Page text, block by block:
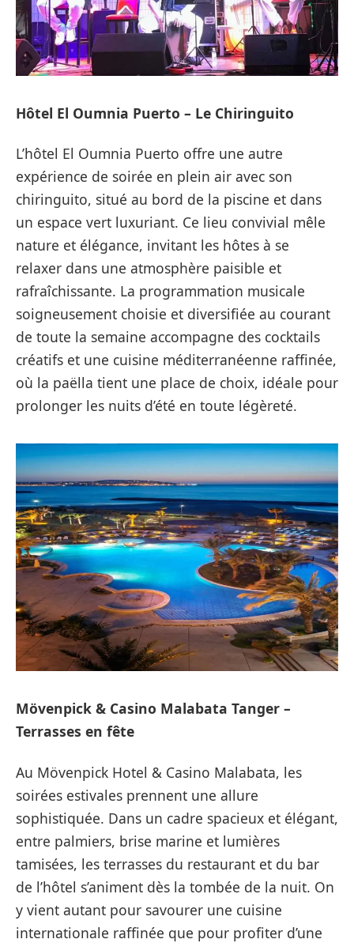
Hôtel El Oumnia Puerto – Le Chiringuito
L’hôtel El Oumnia Puerto offre une autre
expérience de soirée en plein air avec son
chiringuito, situé au bord de la piscine et dans
un espace vert luxuriant. Ce lieu convivial mêle
nature et élégance, invitant les hôtes à se
relaxer dans une atmosphère paisible et
rafraîchissante. La programmation musicale
soigneusement choisie et diversifiée au courant
de toute la semaine accompagne des cocktails
créatifs et une cuisine méditerranéenne raffinée,
où la paëlla tient une place de choix, idéale pour
prolonger les nuits d’été en toute légèreté.
Mövenpick & Casino Malabata Tanger –
Terrasses en fête
Au Mövenpick Hotel & Casino Malabata, les
soirées estivales prennent une allure
sophistiquée. Dans un cadre spacieux et élégant,
entre palmiers, brise marine et lumières
tamisées, les terrasses du restaurant et du bar
de l’hôtel s’animent dès la tombée de la nuit. On
y vient autant pour savourer une cuisine
internationale raffinée que pour profiter d’une